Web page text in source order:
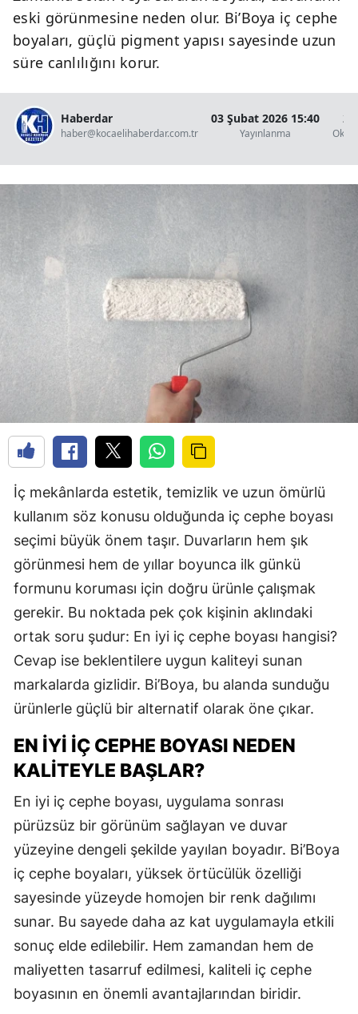
eski görünmesine neden olur. Bi’Boya iç cephe
boyaları, güçlü pigment yapısı sayesinde uzun
süre canlılığını korur.
Haberdar
haber@kocaelihaberdar.com.tr
03 Şubat 2026 15:40
Yayınlanma
2
İç mekânlarda estetik, temizlik ve uzun ömürlü
kullanım söz konusu olduğunda iç cephe boyası
seçimi büyük önem taşır. Duvarların hem şık
görünmesi hem de yıllar boyunca ilk günkü
formunu koruması için doğru ürünle çalışmak
gerekir. Bu noktada pek çok kişinin aklındaki
ortak soru şudur: En iyi iç cephe boyası hangisi?
Cevap ise beklentilere uygun kaliteyi sunan
markalarda gizlidir. Bi’Boya, bu alanda sunduğu
ürünlerle güçlü bir alternatif olarak öne çıkar.
EN İYI İÇ CEPHE BOYASI NEDEN
KALITEYLE BAŞLAR?
En iyi iç cephe boyası, uygulama sonrası
pürüzsüz bir görünüm sağlayan ve duvar
yüzeyine dengeli şekilde yayılan boyadır. Bi’Boya
iç cephe boyaları, yüksek örtücülük özelliği
sayesinde yüzeyde homojen bir renk dağılımı
sunar. Bu sayede daha az kat uygulamayla etkili
sonuç elde edilebilir. Hem zamandan hem de
maliyetten tasarruf edilmesi, kaliteli iç cephe
boyasının en önemli avantajlarından biridir.